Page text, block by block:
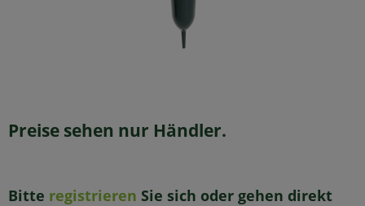
Preise sehen nur Händler.
Bitte registrieren Sie sich oder gehen direkt